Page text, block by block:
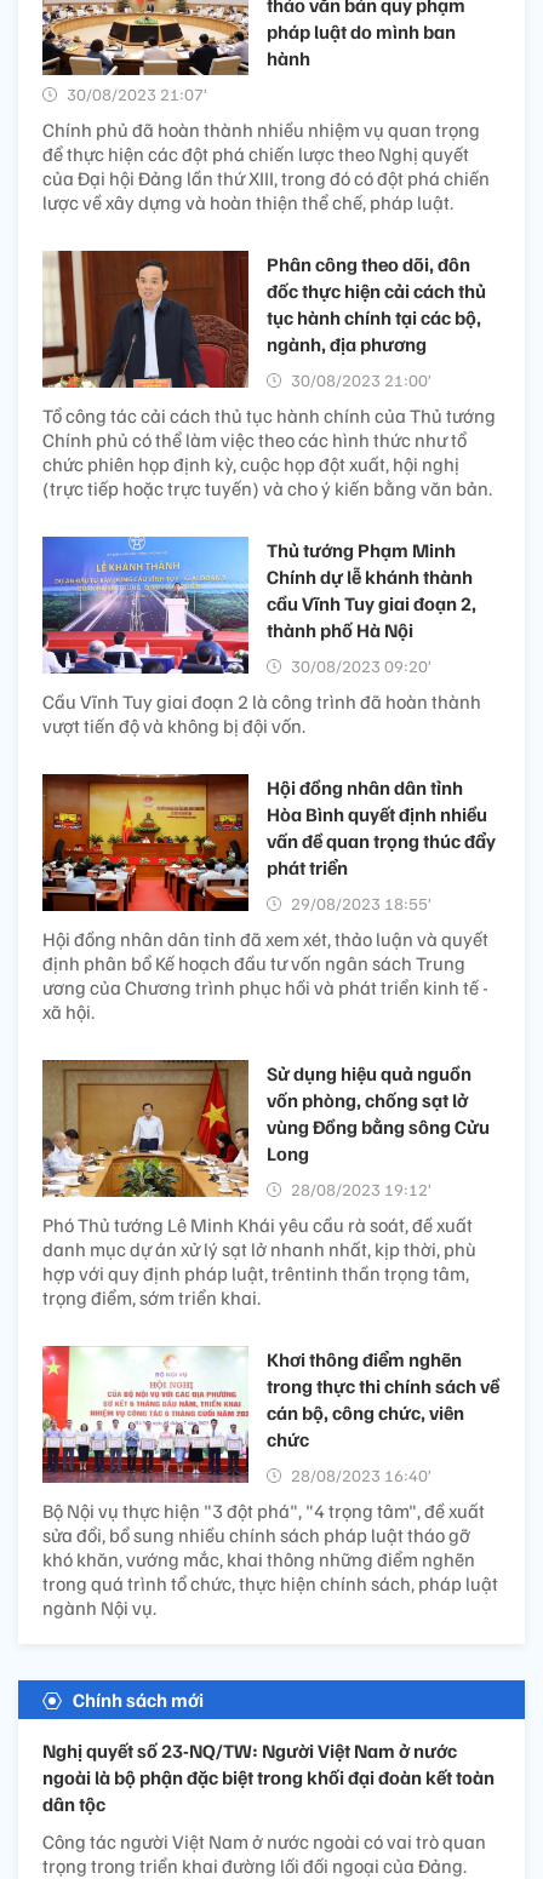
pháp luật do mình ban
hành
30/08/2023 21:07’
Chính phủ đã hoàn thành nhiều nhiệm vụ quan trọng
để thực hiện các đột phá chiến lược theo Nghị quyết
của Đại hội Đảng lần thứ XIII, trong đó có đột phá chiến
lược về xây dựng và hoàn thiện thể chế, pháp luật.
Phân công theo dõi, đôn
đốc thực hiện cải cách thủ
tục hành chính tại các bộ,
ngành, địa phương
30/08/2023 21:00’
Tổ công tác cải cách thủ tục hành chính của Thủ tướng
Chính phủ có thể làm việc theo các hình thức như tổ
chức phiên họp định kỳ, cuộc họp đột xuất, hội nghị
(trực tiếp hoặc trực tuyến) và cho ý kiến bằng văn bản.
Thủ tướng Phạm Minh
Chính dự lễ khánh thành
cầu Vĩnh Tuy giai đoạn 2,
thành phố Hà Nội
30/08/2023 09:20’
Cầu Vĩnh Tuy giai đoạn 2 là công trình đã hoàn thành
vượt tiến độ và không bị đội vốn.
Hội đồng nhân dân tỉnh
Hòa Bình quyết định nhiều
vấn đề quan trọng thúc đẩy
phát triển
29/08/2023 18:55’
Hội đồng nhân dân tỉnh đã xem xét, thảo luận và quyết
định phân bổ Kế hoạch đầu tư vốn ngân sách Trung
ương của Chương trình phục hồi và phát triển kinh tế -
xã hội.
Sử dụng hiệu quả nguồn
vốn phòng, chống sạt lở
vùng Đồng bằng sông Cửu
Long
28/08/2023 19:12’
Phó Thủ tướng Lê Minh Khái yêu cầu rà soát, đề xuất
danh mục dự án xử lý sạt lở nhanh nhất, kịp thời, phù
hợp với quy định pháp luật, trêntinh thần trọng tâm,
trọng điểm, sớm triển khai.
Khơi thông điểm nghẽn
trong thực thi chính sách về
cán bộ, công chức, viên
chức
28/08/2023 16:40’
Bộ Nội vụ thực hiện "3 đột phá", "4 trọng tâm", đề xuất
sửa đổi, bổ sung nhiều chính sách pháp luật tháo gỡ
khó khăn, vướng mắc, khai thông những điểm nghẽn
trong quá trình tổ chức, thực hiện chính sách, pháp luật
ngành Nội vụ.
Chính sách mới
Nghị quyết số 23-NQ/TW: Người Việt Nam ở nước
ngoài là bộ phận đặc biệt trong khối đại đoàn kết toàn
dân tộc
Công tác người Việt Nam ở nước ngoài có vai trò quan
trọng trong triển khai đường lối đối ngoại của Đảng.